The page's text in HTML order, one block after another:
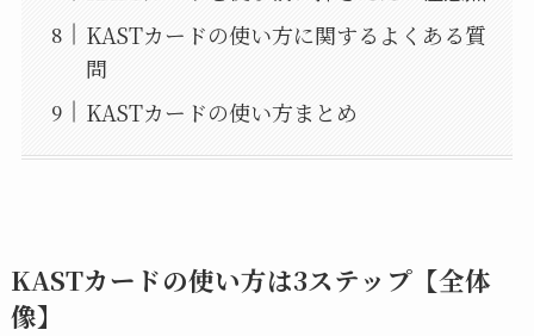
KASTカードの使い方に関するよくある質
問
KASTカードの使い方まとめ
KASTカードの使い方は3ステップ【全体
像】